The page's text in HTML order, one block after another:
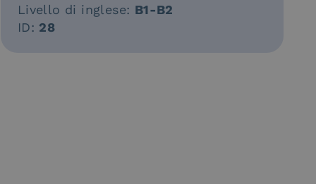
Livello di inglese: B1-B2
ID: 28